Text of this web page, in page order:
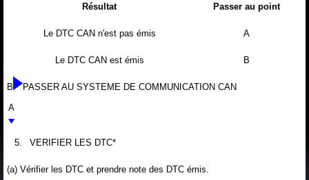
Résultat Passer au point
Le DTC CAN n'est pas émis A
Le DTC CAN est émis B
B
PASSER AU SYSTEME DE COMMUNICATION CAN
A
5. VERIFIER LES DTC*
(a) Vérifier les DTC et prendre note des DTC émis.